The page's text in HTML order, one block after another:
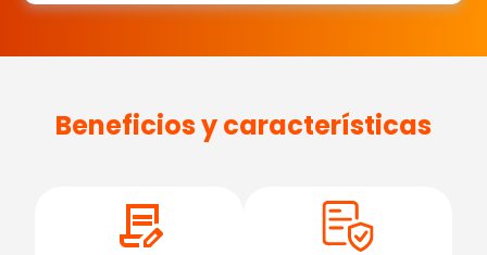
Beneficios y características